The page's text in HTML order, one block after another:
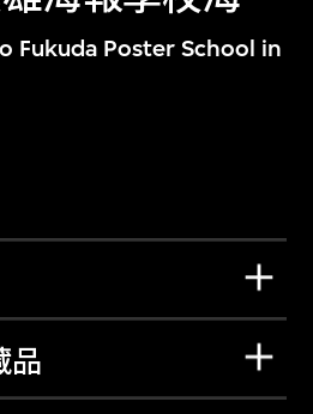
Fukuda Poster School in
品